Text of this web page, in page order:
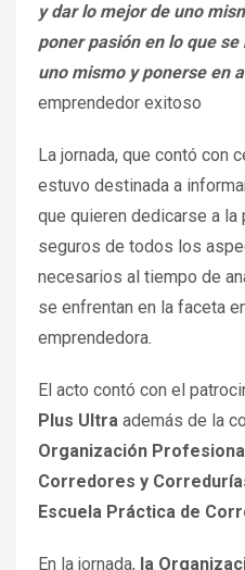
y dar lo mejor de uno
poner pasión en lo que
uno mismo y ponerse en
emprendedor exitoso
La jornada, que contó con
estuvo destinada a
que quieren dedicarse a
seguros de todos los
necesarios al tiempo de
se enfrentan en la faceta
emprendedora.
El acto contó con el
Plus Ultra además de la
Organización
Corredores y
Escuela Práctica de
En la jornada, la